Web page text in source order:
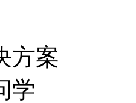
方案
学